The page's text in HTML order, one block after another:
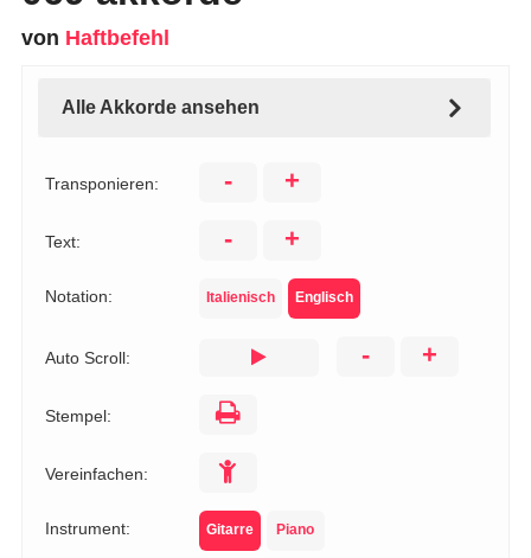
von Haftbefehl
Alle Akkorde ansehen
Transponieren: - +
Text: - +
Notation: Italienisch Englisch
Auto Scroll: - +
Stempel:
Vereinfachen:
Instrument: Gitarre Piano